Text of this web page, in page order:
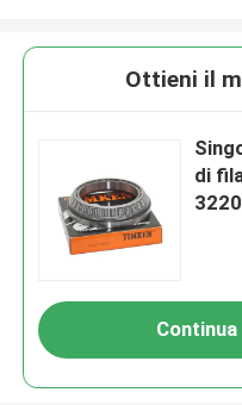
Ottieni il
di
Continua